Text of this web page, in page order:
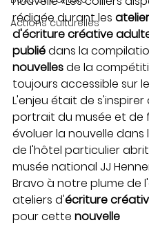
Actions culturelles
rédigée durant les
d'écriture créative
publié dans la
nouvelles de la
toujours accessible sur
L'enjeu était de s'inspirer
portrait du musée et de
évoluer la nouvelle dans
de l'hôtel particulier
musée national JJ
Bravo à notre plume de
ateliers d'écriture
pour cette nouvelle